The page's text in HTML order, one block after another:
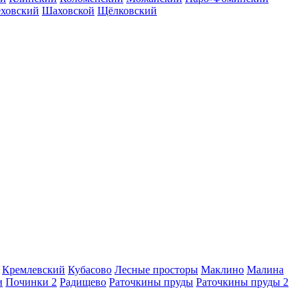
Шаховской Щёлковский
Кремлевский Кубасово Лесные просторы Маклино Малина
Починки 2 Радищево Раточкины пруды Раточкины пруды 2